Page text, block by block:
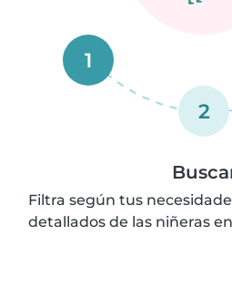
1
2
Filtra según tus
detallados de las niñeras